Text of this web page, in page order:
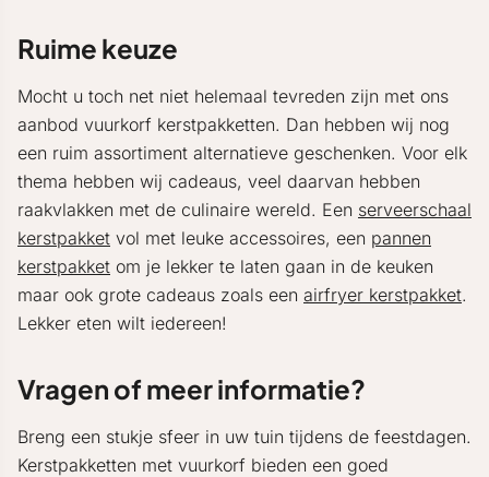
Ruime keuze
Mocht u toch net niet helemaal tevreden zijn met ons
aanbod vuurkorf kerstpakketten. Dan hebben wij nog
een ruim assortiment alternatieve geschenken. Voor elk
thema hebben wij cadeaus, veel daarvan hebben
raakvlakken met de culinaire wereld. Een serveerschaal
kerstpakket vol met leuke accessoires, een pannen
kerstpakket om je lekker te laten gaan in de keuken
maar ook grote cadeaus zoals een airfryer kerstpakket.
Lekker eten wilt iedereen!
Vragen of meer informatie?
Breng een stukje sfeer in uw tuin tijdens de feestdagen.
Kerstpakketten met vuurkorf bieden een goed